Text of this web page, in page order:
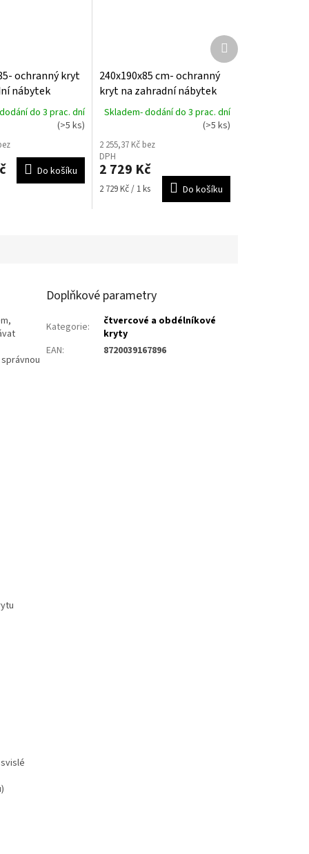
ochranný kryt
nábytek
do 3 prac. dní
(>5 ks)
Do košíku
240x190x85 cm- ochranný
kryt na zahradní nábytek
AeroCover
Skladem- dodání do 3 prac. dní
(>5 ks)
2 255,37 Kč bez
DPH
2 729 Kč
Měrná
2 729 Kč / 1 ks Do košíku
Další
produkt
Doplňkové parametry
Kategorie:
čtvercové a obdélníkové
kryty
EAN: 8720039167896